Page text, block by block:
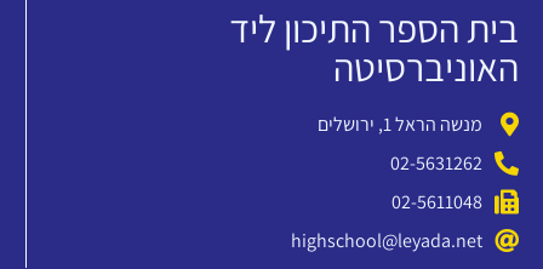
בית הספר התיכון ליד
האוניברסיטה
מנשה הראל 1, ירושלים
02-5631262
02-5611048
highschool@leyada.net